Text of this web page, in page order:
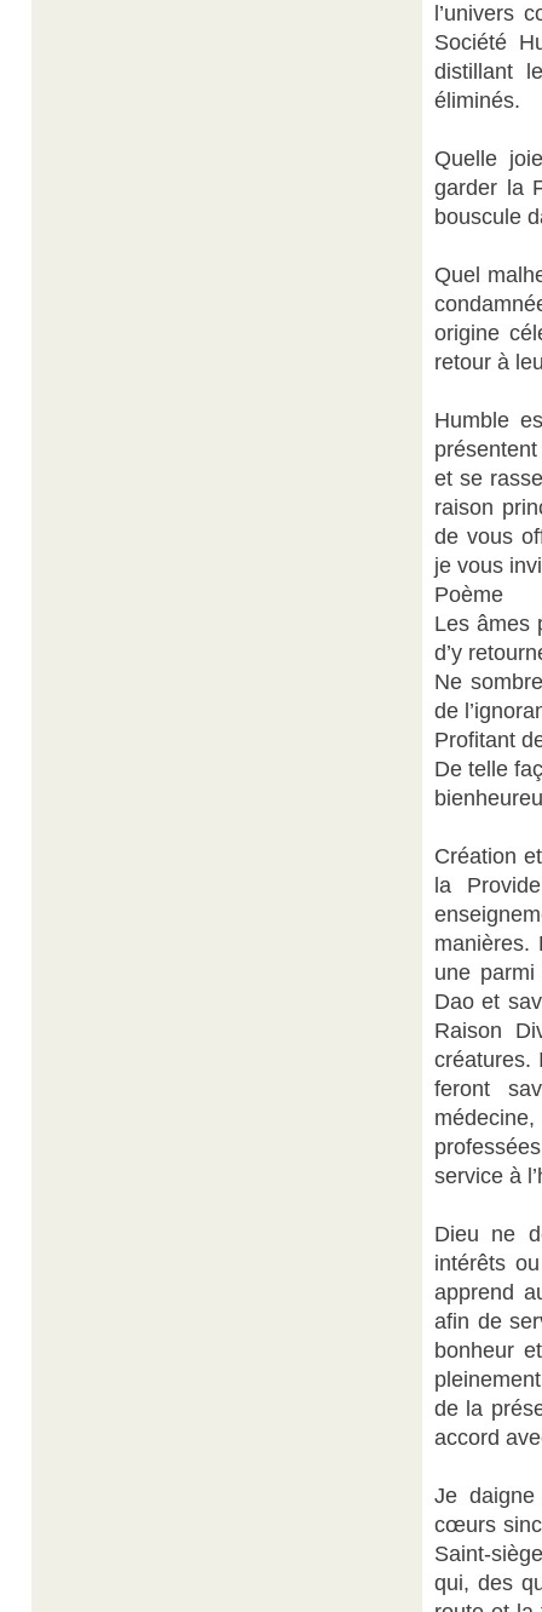
l’univers
Société
distillant
éliminés.
Quelle
garder la
bouscule
Quel
origine
retour à
Humble
et se
raison
de vous
je vous
Poème
Les âmes
d’y
Ne
de
Profitant
De telle
Création
la
une
Dao et
Raison
créatures.
feront
service à
Dieu ne
intérêts
apprend
afin de
bonheur
de la
accord
Je daigne
cœurs
Saint-
qui, des